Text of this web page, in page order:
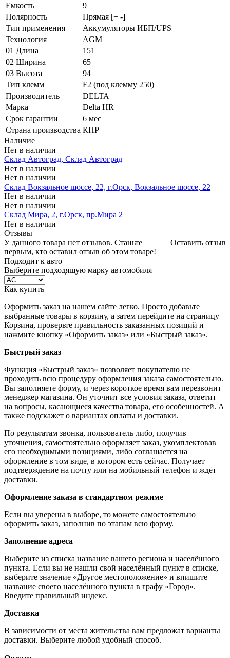
Емкость
9
Полярность
Прямая [+ -]
Тип применения
Аккумуляторы ИБП/UPS
Технология
AGM
01 Длина
151
02 Ширина
65
03 Высота
94
Тип клемм
F2 (под клемму 250)
Производитель
DELTA
Марка
Delta HR
Срок гарантии
6 мес
Страна производства КНР
Наличие
Нет в наличии
Склад Автоград, Склад Автоград
Нет в наличии
Нет в наличии
Склад Вокзальное шоссе, 22, г.Орск, Вокзальное шоссе, 22
Нет в наличии
Нет в наличии
Склад Мира, 2, г.Орск, пр.Мира 2
Нет в наличии
Отзывы
Оставить отзыв
У данного товара нет отзывов. Станьте
первым, кто оставил отзыв об этом товаре!
Подходит к авто
Выберите подходящую марку автомобиля
Как купить
Оформить заказ на нашем сайте легко. Просто добавьте
выбранные товары в корзину, а затем перейдите на страницу
Корзина, проверьте правильность заказанных позиций и
нажмите кнопку «Оформить заказ» или «Быстрый заказ».
Быстрый заказ
Функция «Быстрый заказ» позволяет покупателю не
проходить всю процедуру оформления заказа самостоятельно.
Вы заполняете форму, и через короткое время вам перезвонит
менеджер магазина. Он уточнит все условия заказа, ответит
на вопросы, касающиеся качества товара, его особенностей. А
также подскажет о вариантах оплаты и доставки.
По результатам звонка, пользователь либо, получив
уточнения, самостоятельно оформляет заказ, укомплектовав
его необходимыми позициями, либо соглашается на
оформление в том виде, в котором есть сейчас. Получает
подтверждение на почту или на мобильный телефон и ждёт
доставки.
Оформление заказа в стандартном режиме
Если вы уверены в выборе, то можете самостоятельно
оформить заказ, заполнив по этапам всю форму.
Заполнение адреса
Выберите из списка название вашего региона и населённого
пункта. Если вы не нашли свой населённый пункт в списке,
выберите значение «Другое местоположение» и впишите
название своего населённого пункта в графу «Город».
Введите правильный индекс.
Доставка
В зависимости от места жительства вам предложат варианты
доставки. Выберите любой удобный способ.